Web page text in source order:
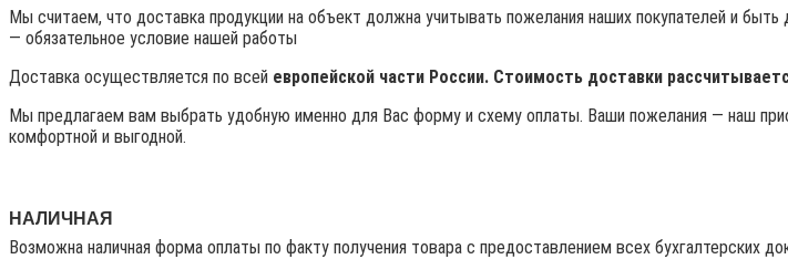
Мы считаем, что доставка продукции на объект должна учитывать пожелания наших покупателей и
— обязательное условие нашей работы
Доставка осуществляется по всей европейской части России. Стоимость доставки
Мы предлагаем вам выбрать удобную именно для Вас форму и схему оплаты. Ваши пожелания — наш
комфортной и выгодной.
НАЛИЧНАЯ
Возможна наличная форма оплаты по факту получения товара с предоставлением всех бухгалтерских